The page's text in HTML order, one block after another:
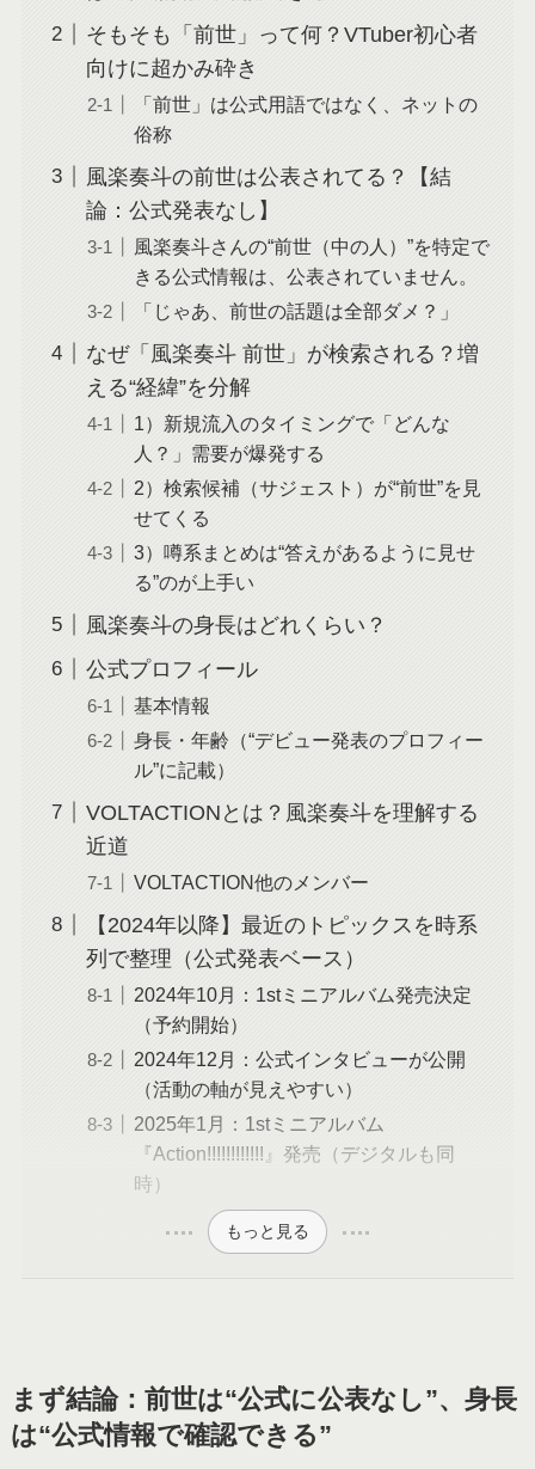
そもそも「前世」って何？VTuber初心者
向けに超かみ砕き
「前世」は公式用語ではなく、ネットの
俗称
風楽奏斗の前世は公表されてる？【結
論：公式発表なし】
風楽奏斗さんの“前世（中の人）”を特定で
きる公式情報は、公表されていません。
「じゃあ、前世の話題は全部ダメ？」
なぜ「風楽奏斗 前世」が検索される？増
える“経緯”を分解
1）新規流入のタイミングで「どんな
人？」需要が爆発する
2）検索候補（サジェスト）が“前世”を見
せてくる
3）噂系まとめは“答えがあるように見せ
る”のが上手い
風楽奏斗の身長はどれくらい？
公式プロフィール
基本情報
身長・年齢（“デビュー発表のプロフィー
ル”に記載）
VOLTACTIONとは？風楽奏斗を理解する
近道
VOLTACTION他のメンバー
【2024年以降】最近のトピックスを時系
列で整理（公式発表ベース）
2024年10月：1stミニアルバム発売決定
（予約開始）
2024年12月：公式インタビューが公開
（活動の軸が見えやすい）
2025年1月：1stミニアルバム
『Action!!!!!!!!!!!!』発売（デジタルも同
時）
もっと見る
まず結論：前世は“公式に公表なし”、身長
は“公式情報で確認できる”